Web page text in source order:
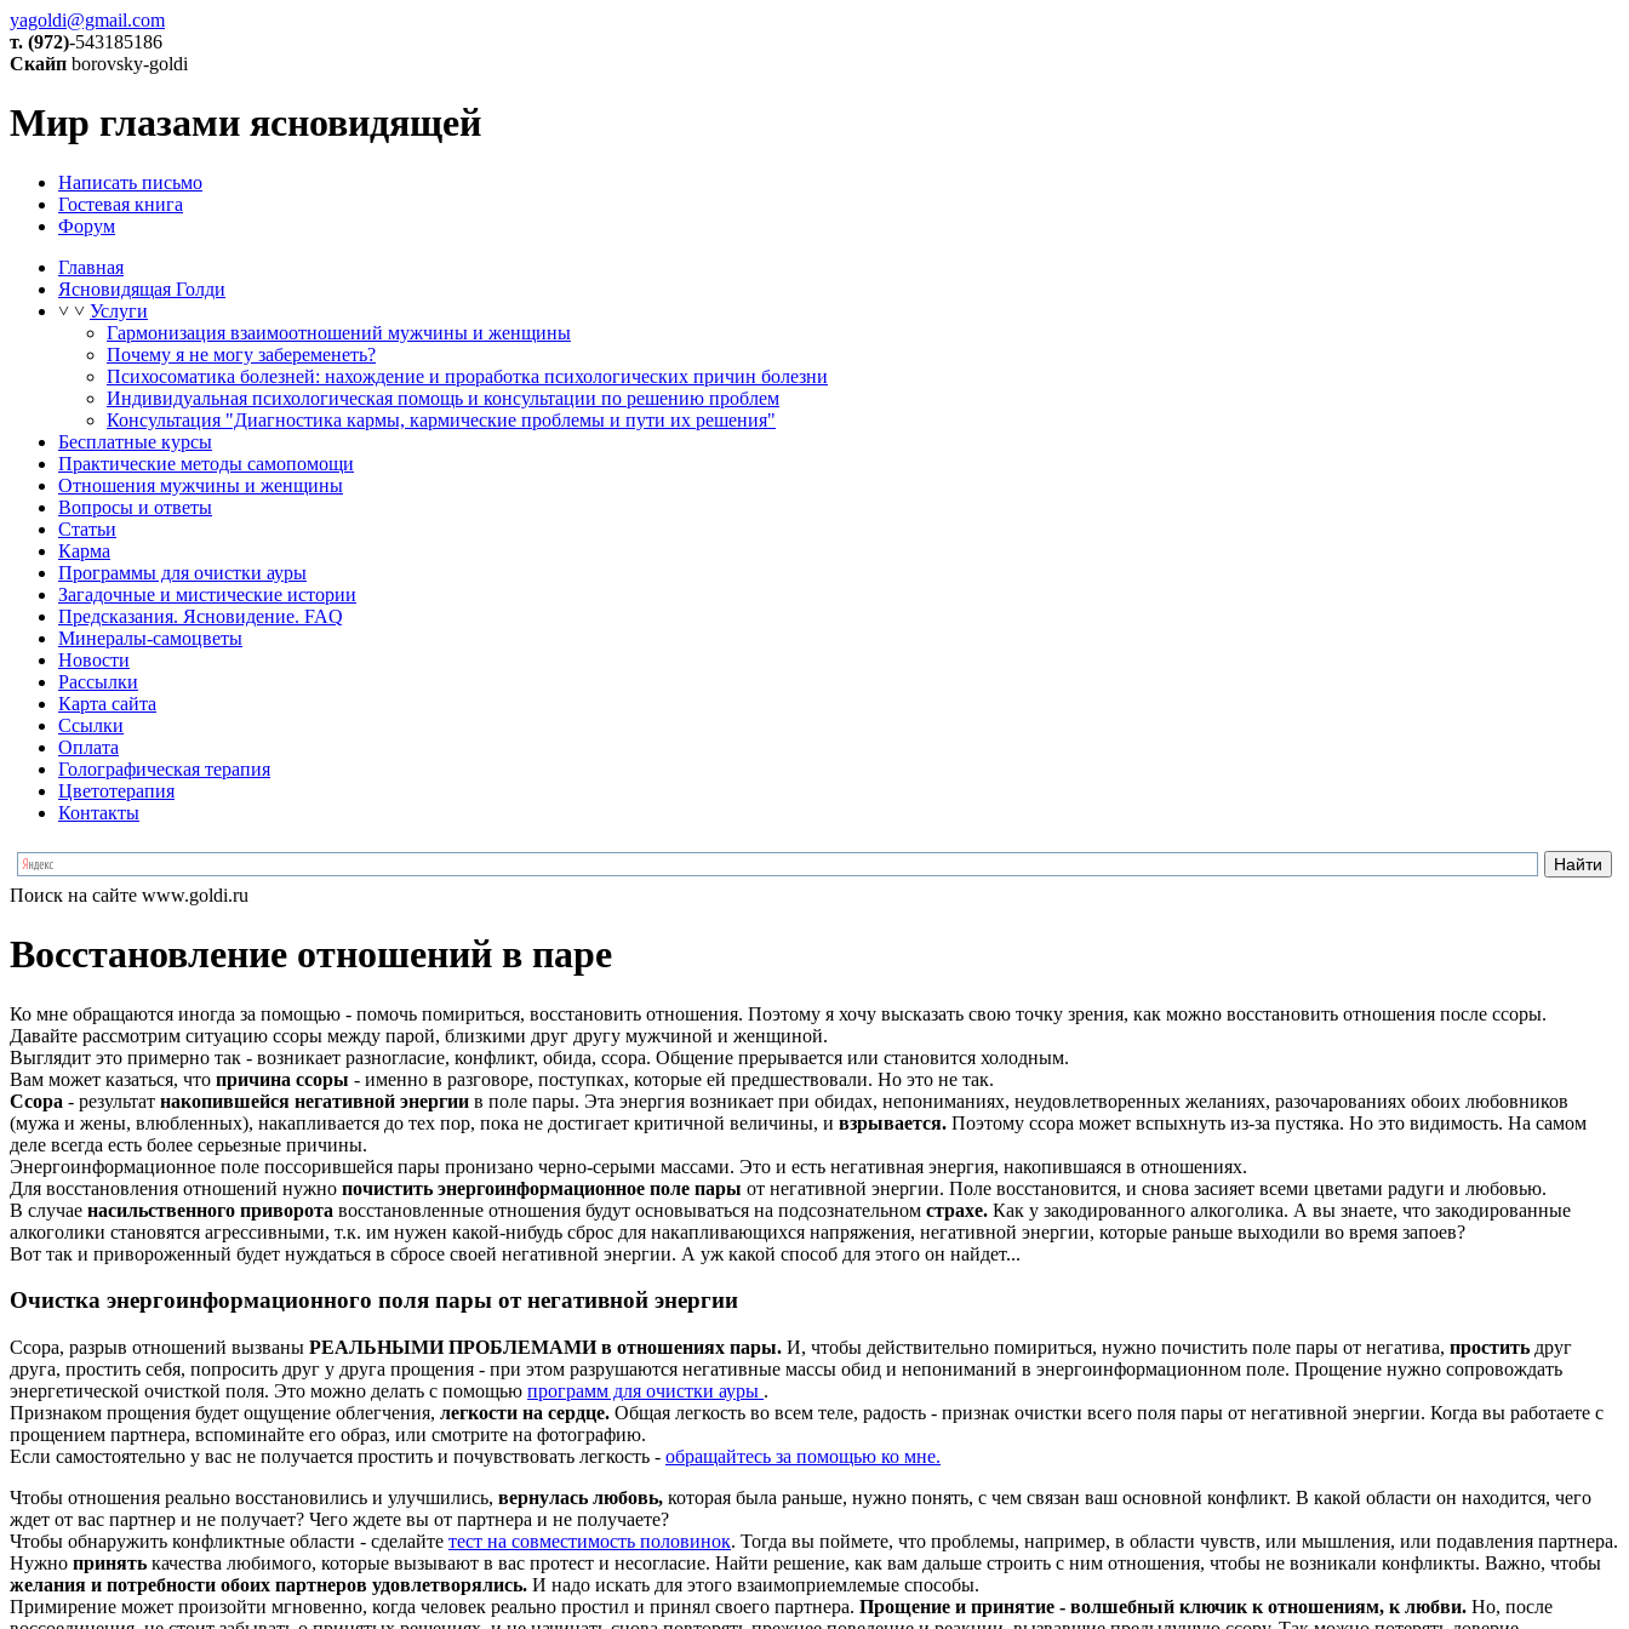
yagoldi@gmail.com
т. (972)-543185186
Скайп borovsky-goldi
Мир глазами ясновидящей
Написать письмо
Гостевая книга
Форум
Главная
Ясновидящая Голди
˅ ˅ Услуги
Гармонизация взаимоотношений мужчины и женщины
Почему я не могу забеременеть?
Психосоматика болезней: нахождение и проработка психологических причин болезни
Индивидуальная психологическая помощь и консультации по решению проблем
Консультация "Диагностика кармы, кармические проблемы и пути их решения"
Бесплатные курсы
Практические методы самопомощи
Отношения мужчины и женщины
Вопросы и ответы
Статьи
Карма
Программы для очистки ауры
Загадочные и мистические истории
Предсказания. Ясновидение. FAQ
Минералы-самоцветы
Новости
Рассылки
Карта сайта
Ссылки
Оплата
Голографическая терапия
Цветотерапия
Контакты
Поиск на сайте www.goldi.ru
Восстановление отношений в паре
Ко мне обращаются иногда за помощью - помочь помириться, восстановить отношения. Поэтому я хочу высказать свою точку зрения, как можно восстановить отношения после ссоры.
Давайте рассмотрим ситуацию ссоры между парой, близкими друг другу мужчиной и женщиной.
Выглядит это примерно так - возникает разногласие, конфликт, обида, ссора. Общение прерывается или становится холодным.
Вам может казаться, что причина ссоры - именно в разговоре, поступках, которые ей предшествовали. Но это не так.
Ссора - результат накопившейся негативной энергии в поле пары. Эта энергия возникает при обидах, непониманиях, неудовлетворенных желаниях, разочарованиях обоих любовников
(мужа и жены, влюбленных), накапливается до тех пор, пока не достигает критичной величины, и взрывается. Поэтому ссора может вспыхнуть из-за пустяка. Но это видимость. На самом
деле всегда есть более серьезные причины.
Энергоинформационное поле поссорившейся пары пронизано черно-серыми массами. Это и есть негативная энергия, накопившаяся в отношениях.
Для восстановления отношений нужно почистить энергоинформационное поле пары от негативной энергии. Поле восстановится, и снова засияет всеми цветами радуги и любовью.
В случае насильственного приворота восстановленные отношения будут основываться на подсознательном страхе. Как у закодированного алкоголика. А вы знаете, что закодированные
алкоголики становятся агрессивными, т.к. им нужен какой-нибудь сброс для накапливающихся напряжения, негативной энергии, которые раньше выходили во время запоев?
Вот так и привороженный будет нуждаться в сбросе своей негативной энергии. А уж какой способ для этого он найдет...
Очистка энергоинформационного поля пары от негативной энергии
Ссора, разрыв отношений вызваны РЕАЛЬНЫМИ ПРОБЛЕМАМИ в отношениях пары. И, чтобы действительно помириться, нужно почистить поле пары от негатива, простить друг
друга, простить себя, попросить друг у друга прощения - при этом разрушаются негативные массы обид и непониманий в энергоинформационном поле. Прощение нужно сопровождать
энергетической очисткой поля. Это можно делать с помощью программ для очистки ауры .
Признаком прощения будет ощущение облегчения, легкости на сердце. Общая легкость во всем теле, радость - признак очистки всего поля пары от негативной энергии. Когда вы работаете с
прощением партнера, вспоминайте его образ, или смотрите на фотографию.
Если самостоятельно у вас не получается простить и почувствовать легкость - обращайтесь за помощью ко мне.
Чтобы отношения реально восстановились и улучшились, вернулась любовь, которая была раньше, нужно понять, с чем связан ваш основной конфликт. В какой области он находится, чего
ждет от вас партнер и не получает? Чего ждете вы от партнера и не получаете?
Чтобы обнаружить конфликтные области - сделайте тест на совместимость половинок. Тогда вы поймете, что проблемы, например, в области чувств, или мышления, или подавления партнера.
Нужно принять качества любимого, которые вызывают в вас протест и несогласие. Найти решение, как вам дальше строить с ним отношения, чтобы не возникали конфликты. Важно, чтобы
желания и потребности обоих партнеров удовлетворялись. И надо искать для этого взаимоприемлемые способы.
Примирение может произойти мгновенно, когда человек реально простил и принял своего партнера. Прощение и принятие - волшебный ключик к отношениям, к любви. Но, после